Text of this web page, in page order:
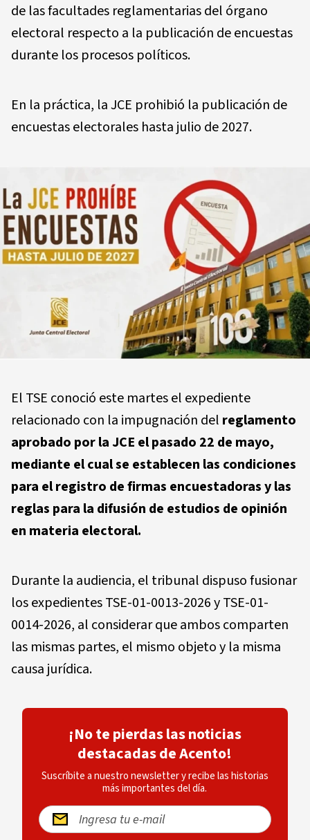
de las facultades reglamentarias del órgano
electoral respecto a la publicación de encuestas
durante los procesos políticos.
En la práctica, la JCE prohibió la publicación de
encuestas electorales hasta julio de 2027.
El TSE conoció este martes el expediente
relacionado con la impugnación del reglamento
aprobado por la JCE el pasado 22 de mayo,
mediante el cual se establecen las condiciones
para el registro de firmas encuestadoras y las
reglas para la difusión de estudios de opinión
en materia electoral.
Durante la audiencia, el tribunal dispuso fusionar
los expedientes TSE-01-0013-2026 y TSE-01-
0014-2026, al considerar que ambos comparten
las mismas partes, el mismo objeto y la misma
causa jurídica.
¡No te pierdas las noticias
destacadas de Acento!
Suscríbite a nuestro newsletter y recibe las historias
más importantes del día.